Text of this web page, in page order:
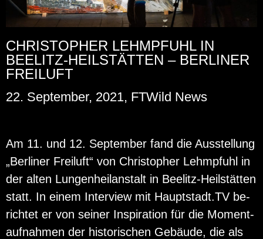
CHRISTOPHER LEHMPFUHL IN
BEELITZ-HEILSTÄTTEN – BERLINER
FREILUFT
22. September, 2021, FTWild News
Am 11. und 12. Sep­tem­ber fand die Aus­stel­lung
„Ber­li­ner Frei­luft“ von Chris­to­pher Lehm­pfuhl in
der alten Lun­gen­heil­an­stalt in Bee­litz-Heil­stät­ten
statt. In einem In­ter­view mit Haupt­stadt.TV be­
rich­tet er von sei­ner In­spi­ra­ti­on für die Mo­ment­
auf­nah­men der his­to­ri­schen Ge­bäu­de, die als